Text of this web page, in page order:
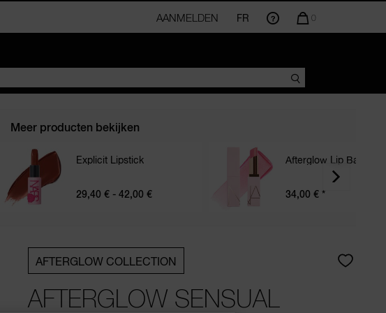
AANMELDEN FR
AANTAL
0
Meer producten bekijken
Explicit Lipstick
29,40 € - 42,00 €
Afterglow Lip Balm
34,00 € *
AFTERGLOW COLLECTION
AFTERGLOW SENSUAL